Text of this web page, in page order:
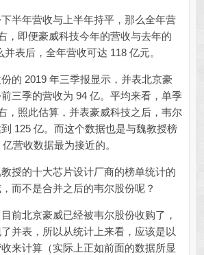
年营收与上半年持平，那么全年营
，即便豪威科技今年的营收与去年的
表后，全年营收可达 118 亿元。
2019 年三季报显示，并表北京豪
三季的营收为 94 亿。平均来看，单季
，照此估算，并表豪威科技之后，韦尔
125 亿。而这个数据也是与魏教授榜
营收数据最为接近的。
的十大芯片设计厂商的榜单统计的
而不是合并之后的韦尔股份呢？
北京豪威已经被韦尔股份收购了，
并表，所以从统计上来看，应该是以
来计算（实际上正如前面的数据所显